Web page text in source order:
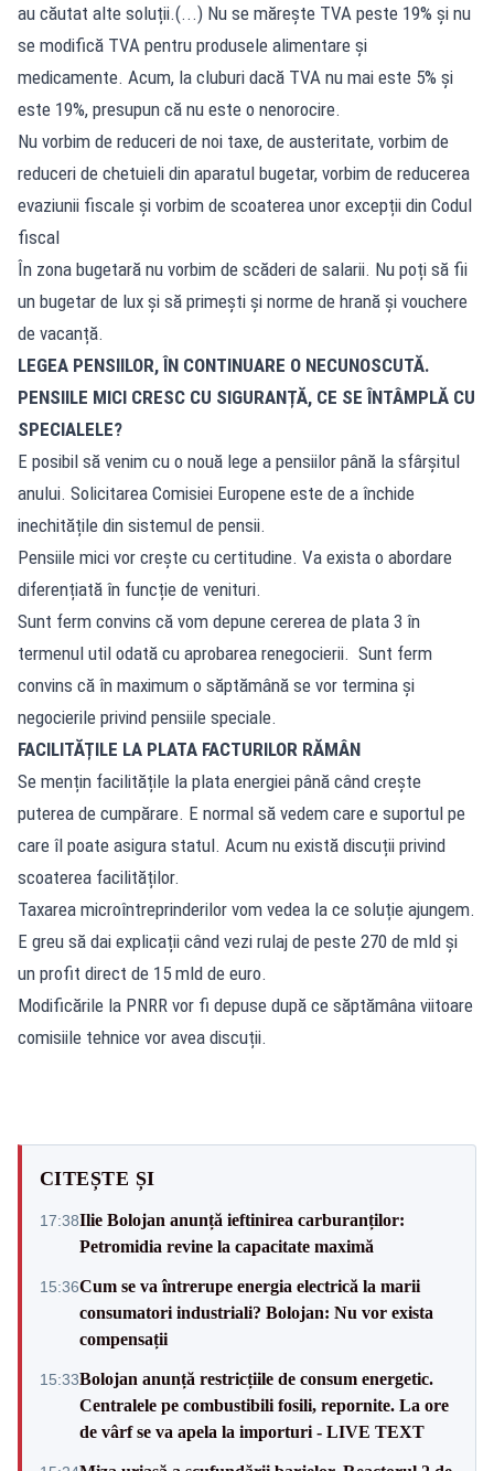
au căutat alte soluții.(...) Nu se mărește TVA peste 19% și nu
se modifică TVA pentru produsele alimentare și
medicamente. Acum, la cluburi dacă TVA nu mai este 5% și
este 19%, presupun că nu este o nenorocire.
Nu vorbim de reduceri de noi taxe, de austeritate, vorbim de
reduceri de chetuieli din aparatul bugetar, vorbim de reducerea
evaziunii fiscale și vorbim de scoaterea unor excepții din Codul
fiscal
În zona bugetară nu vorbim de scăderi de salarii. Nu poți să fii
un bugetar de lux și să primești și norme de hrană și vouchere
de vacanță.
LEGEA PENSIILOR, ÎN CONTINUARE O NECUNOSCUTĂ.
PENSIILE MICI CRESC CU SIGURANȚĂ, CE SE ÎNTÂMPLĂ CU
SPECIALELE?
E posibil să venim cu o nouă lege a pensiilor până la sfârșitul
anului. Solicitarea Comisiei Europene este de a închide
inechitățile din sistemul de pensii.
Pensiile mici vor crește cu certitudine. Va exista o abordare
diferențiată în funcție de venituri.
Sunt ferm convins că vom depune cererea de plata 3 în
termenul util odată cu aprobarea renegocierii. Sunt ferm
convins că în maximum o săptămână se vor termina și
negocierile privind pensiile speciale.
FACILITĂȚILE LA PLATA FACTURILOR RĂMÂN
Se mențin facilitățile la plata energiei până când crește
puterea de cumpărare. E normal să vedem care e suportul pe
care îl poate asigura statul. Acum nu există discuții privind
scoaterea facilităților.
Taxarea microîntreprinderilor vom vedea la ce soluție ajungem.
E greu să dai explicații când vezi rulaj de peste 270 de mld și
un profit direct de 15 mld de euro.
Modificările la PNRR vor fi depuse după ce săptămâna viitoare
comisiile tehnice vor avea discuții.
CITEȘTE ȘI
17:38Ilie Bolojan anunță ieftinirea carburanților:
Petromidia revine la capacitate maximă
15:36Cum se va întrerupe energia electrică la marii
consumatori industriali? Bolojan: Nu vor exista
compensații
15:33Bolojan anunță restricțiile de consum energetic.
Centralele pe combustibili fosili, repornite. La ore
de vârf se va apela la importuri - LIVE TEXT